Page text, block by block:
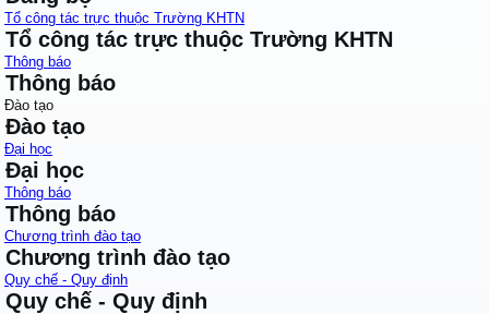
Tổ công tác trực thuộc Trường KHTN
Tổ công tác trực thuộc Trường KHTN
Thông báo
Thông báo
Đào tạo
Đào tạo
Đại học
Đại học
Thông báo
Thông báo
Chương trình đào tạo
Chương trình đào tạo
Quy chế - Quy định
Quy chế - Quy định